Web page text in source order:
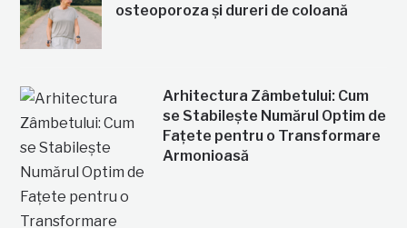
osteoporoza și dureri de coloană
Arhitectura Zâmbetului: Cum
se Stabilește Numărul Optim de
Fațete pentru o Transformare
Armonioasă